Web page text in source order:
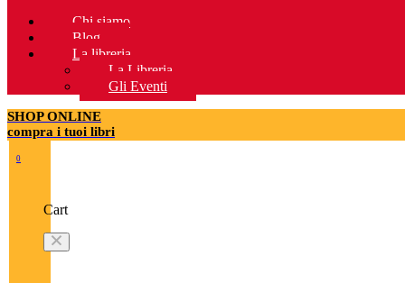
Chi siamo
Blog
La libreria
La Libreria
Gli Eventi
SHOP ONLINE
compra i tuoi libri
0
Cart